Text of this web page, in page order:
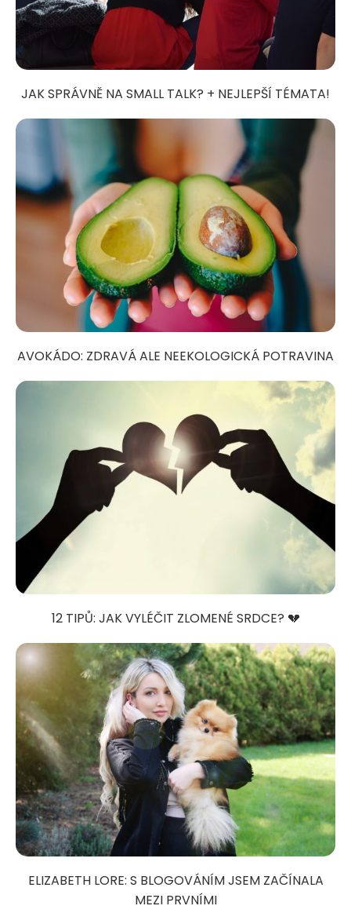
JAK SPRÁVNĚ NA SMALL TALK? + NEJLEPŠÍ TÉMATA!
AVOKÁDO: ZDRAVÁ ALE NEEKOLOGICKÁ POTRAVINA
12 TIPŮ: JAK VYLÉČIT ZLOMENÉ SRDCE? 💔
ELIZABETH LORE: S BLOGOVÁNÍM JSEM ZAČÍNALA
MEZI PRVNÍMI